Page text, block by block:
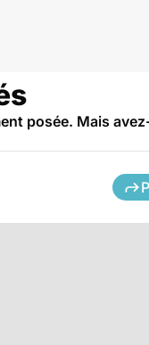
posée. Mais